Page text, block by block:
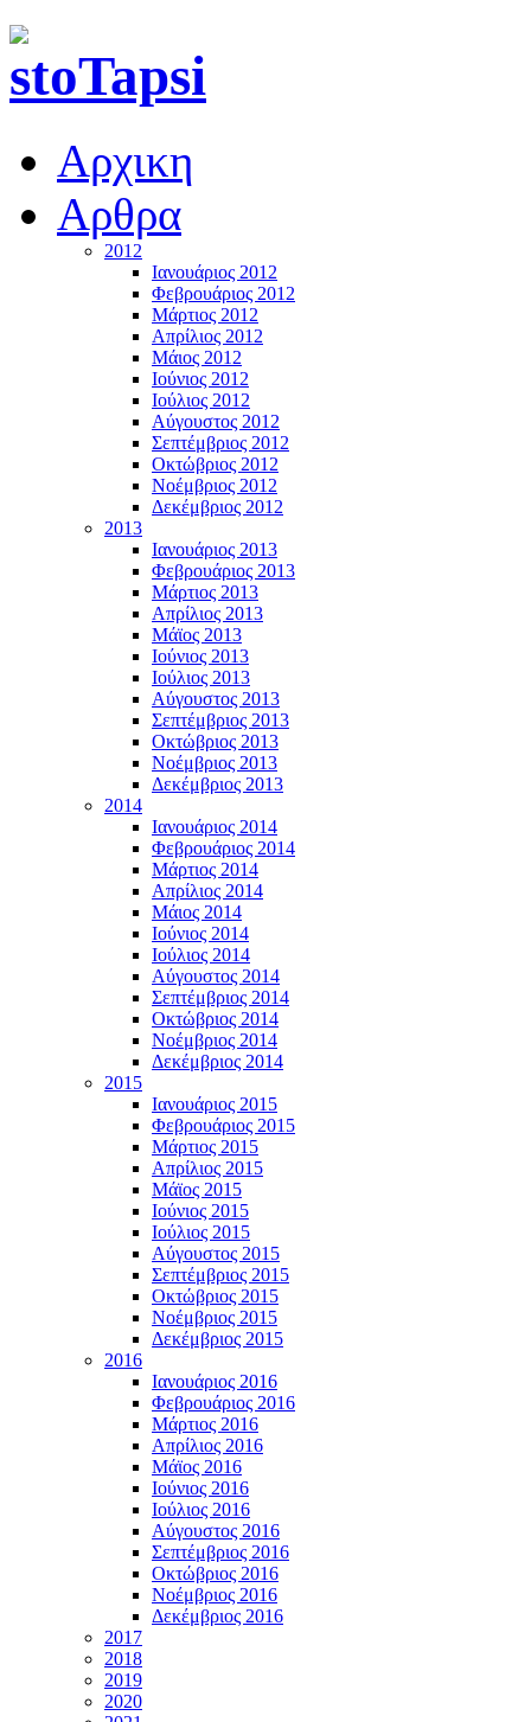
Αρχικη
Αρθρα
2012
Ιανουάριος 2012
Φεβρουάριος 2012
Μάρτιος 2012
Απρίλιος 2012
Μάιος 2012
Ιούνιος 2012
Ιούλιος 2012
Αύγουστος 2012
Σεπτέμβριος 2012
Οκτώβριος 2012
Νοέμβριος 2012
Δεκέμβριος 2012
2013
Ιανουάριος 2013
Φεβρουάριος 2013
Μάρτιος 2013
Απρίλιος 2013
Μάϊος 2013
Ιούνιος 2013
Ιούλιος 2013
Αύγουστος 2013
Σεπτέμβριος 2013
Οκτώβριος 2013
Νοέμβριος 2013
Δεκέμβριος 2013
2014
Ιανουάριος 2014
Φεβρουάριος 2014
Μάρτιος 2014
Απρίλιος 2014
Μάιος 2014
Ιούνιος 2014
Ιούλιος 2014
Αύγουστος 2014
Σεπτέμβριος 2014
Οκτώβριος 2014
Νοέμβριος 2014
Δεκέμβριος 2014
2015
Ιανουάριος 2015
Φεβρουάριος 2015
Μάρτιος 2015
Απρίλιος 2015
Μάϊος 2015
Ιούνιος 2015
Ιούλιος 2015
Αύγουστος 2015
Σεπτέμβριος 2015
Οκτώβριος 2015
Νοέμβριος 2015
Δεκέμβριος 2015
2016
Ιανουάριος 2016
Φεβρουάριος 2016
Μάρτιος 2016
Απρίλιος 2016
Μάϊος 2016
Ιούνιος 2016
Ιούλιος 2016
Αύγουστος 2016
Σεπτέμβριος 2016
Οκτώβριος 2016
Νοέμβριος 2016
Δεκέμβριος 2016
2017
2018
2019
2020